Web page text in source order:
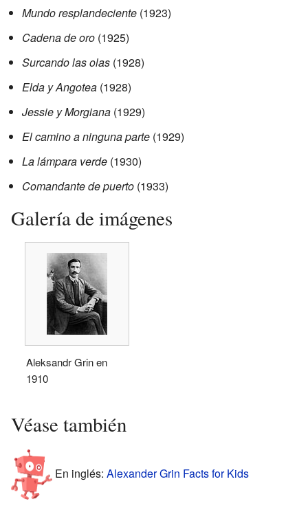
Mundo resplandeciente (1923)
Cadena de oro (1925)
Surcando las olas (1928)
Elda y Angotea (1928)
Jessie y Morgiana (1929)
El camino a ninguna parte (1929)
La lámpara verde (1930)
Comandante de puerto (1933)
Galería de imágenes
Aleksandr Grin en
1910
Véase también
En inglés: Alexander Grin Facts for Kids